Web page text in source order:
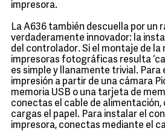
impresora.
La A636 también descuella por un
verdaderamente innovador: la
del controlador. Si el montaje de la
impresoras fotográficas resulta
es simple y llanamente trivial. Para
impresión a partir de una cámara
memoria USB o una tarjeta de
conectas el cable de
cargas el papel. Para instalar el
impresora, conectas mediante el